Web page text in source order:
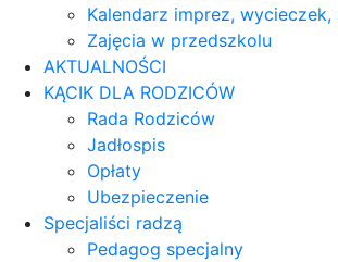
Kalendarz imprez,
Zajęcia w przedszkolu
AKTUALNOŚCI
KĄCIK DLA RODZICÓW
Rada Rodziców
Jadłospis
Opłaty
Ubezpieczenie
Specjaliści radzą
Pedagog specjalny